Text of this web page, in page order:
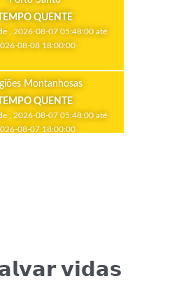
QUENTE
, 2026-08-07 05:48:00 até
08-08 18:00:00
Montanhosas
QUENTE
, 2026-08-07 05:48:00 até
08-07 18:00:00
𝘃𝗶𝗱𝗮𝘀